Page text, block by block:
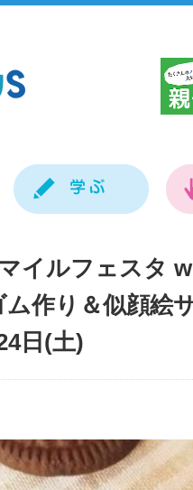
イルフェスタ
作り＆似顔絵
日(土)